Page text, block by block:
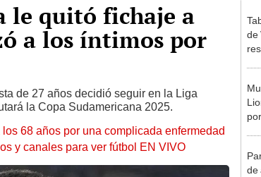
le quitó fichaje a
a los íntimos por
de 27 años decidió seguir en la Liga
la Copa Sudamericana 2025.
68 años por una complicada enfermedad
y canales para ver fútbol EN VIVO
de
de